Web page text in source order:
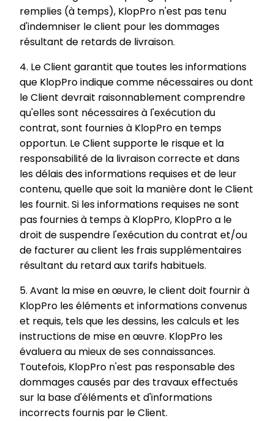
remplies (à temps), KlopPro n'est pas tenu
d'indemniser le client pour les dommages
résultant de retards de livraison.
4. Le Client garantit que toutes les informations
que KlopPro indique comme nécessaires ou dont
le Client devrait raisonnablement comprendre
qu'elles sont nécessaires à l'exécution du
contrat, sont fournies à KlopPro en temps
opportun. Le Client supporte le risque et la
responsabilité de la livraison correcte et dans
les délais des informations requises et de leur
contenu, quelle que soit la manière dont le Client
les fournit. Si les informations requises ne sont
pas fournies à temps à KlopPro, KlopPro a le
droit de suspendre l'exécution du contrat et/ou
de facturer au client les frais supplémentaires
résultant du retard aux tarifs habituels.
5. Avant la mise en œuvre, le client doit fournir à
KlopPro les éléments et informations convenus
et requis, tels que les dessins, les calculs et les
instructions de mise en œuvre. KlopPro les
évaluera au mieux de ses connaissances.
Toutefois, KlopPro n'est pas responsable des
dommages causés par des travaux effectués
sur la base d'éléments et d'informations
incorrects fournis par le Client.